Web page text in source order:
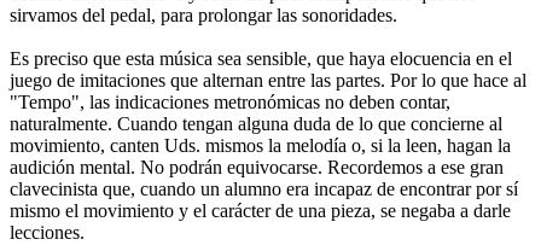
sirvamos del pedal, para prolongar las sonoridades.
Es preciso que esta música sea sensible, que haya elocuencia en el
juego de imitaciones que alternan entre las partes. Por lo que hace al
"Tempo", las indicaciones metronómicas no deben contar,
naturalmente. Cuando tengan alguna duda de lo que concierne al
movimiento, canten Uds. mismos la melodía o, si la leen, hagan la
audición mental. No podrán equivocarse. Recordemos a ese gran
clavecinista que, cuando un alumno era incapaz de encontrar por sí
mismo el movimiento y el carácter de una pieza, se negaba a darle
lecciones.